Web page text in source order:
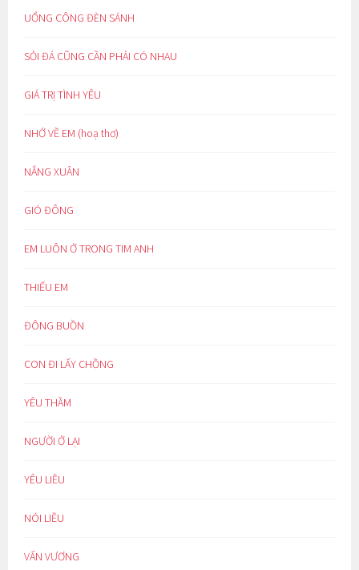
UỔNG CÔNG ĐÈN SÁNH
SỎI ĐÁ CŨNG CẦN PHẢI CÓ NHAU
GIÁ TRỊ TÌNH YÊU
NHỚ VỀ EM (hoạ thơ)
NẮNG XUÂN
GIÓ ĐÔNG
EM LUÔN Ở TRONG TIM ANH
THIẾU EM
ĐÔNG BUỒN
CON ĐI LẤY CHỒNG
YÊU THẦM
NGƯỜI Ở LẠI
YÊU LIỀU
NÓI LIỀU
VẤN VƯƠNG